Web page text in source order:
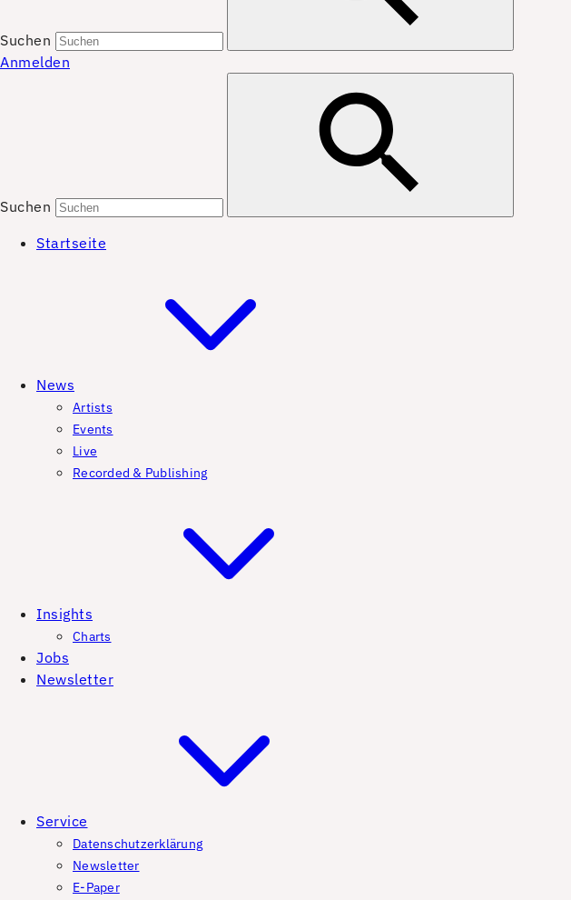
Suchen
Anmelden
Suchen
Startseite
News
Artists
Events
Live
Recorded & Publishing
Insights
Charts
Jobs
Newsletter
Service
Datenschutzerklärung
Newsletter
E-Paper